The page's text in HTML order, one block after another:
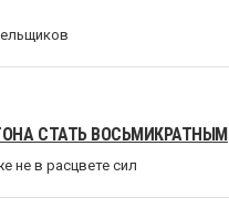
СТАТЬ ВОСЬМИКРАТНЫМ
не в расцвете сил